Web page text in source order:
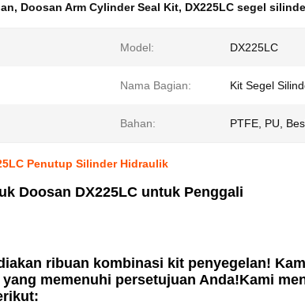
, Doosan Arm Cylinder Seal Kit, DX225LC segel
Model: DX225LC
Nama Bagian: Kit Segel
Bahan: PTFE, PU,
Penutup Silinder Hidraulik
Doosan DX225LC untuk Penggali
ribuan kombinasi kit penyegelan!
memenuhi persetujuan Anda!Kami